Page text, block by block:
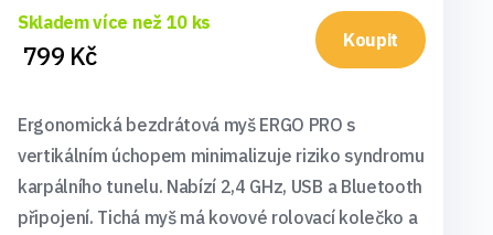
Skladem více než 10 ks
799 Kč Koupit
Ergonomická bezdrátová myš ERGO PRO s
vertikálním úchopem minimalizuje riziko syndromu
karpálního tunelu. Nabízí 2,4 GHz, USB a Bluetooth
připojení. Tichá myš má kovové rolovací kolečko a